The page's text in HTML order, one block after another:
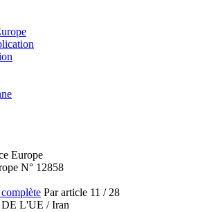
N° 12858
Par article 11 / 28
L'UE / Iran